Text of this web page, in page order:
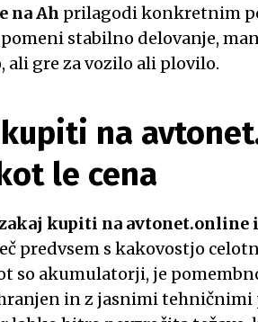
na Ah prilagodi konkretnim
stabilno delovanje,
ali gre za vozilo ali plovilo.
na
le cena
kupiti na avtonet.online
predvsem s kakovostjo
so akumulatorji, je
in z jasnimi tehničnimi